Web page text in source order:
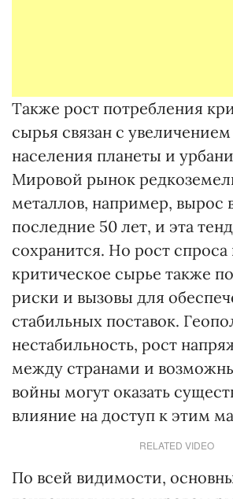
Также рост потребления
сырья связан с
населения планеты и
Мировой рынок
металлов, например, вырос
последние 50 лет, и эта
сохранится. Но рост спроса
критическое сырье также
риски и вызовы для
стабильных поставок.
нестабильность, рост
между странами и
войны могут оказать
влияние на доступ к этим
RELATED VIDEO
По всей видимости,